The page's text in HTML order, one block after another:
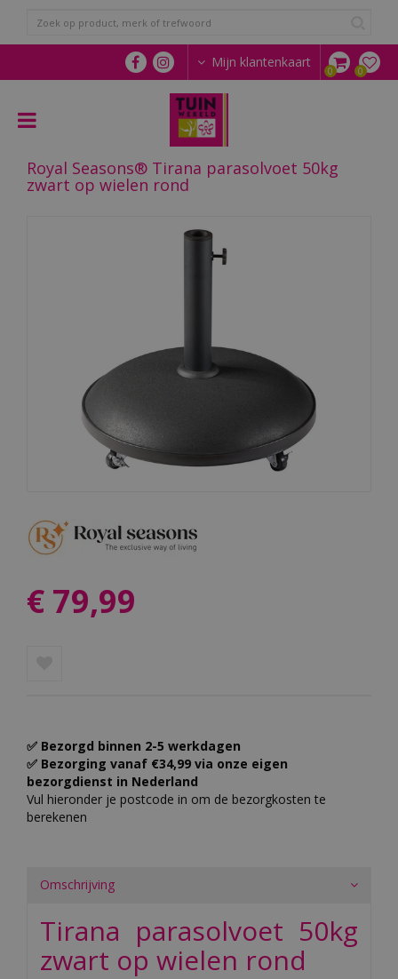
n
a
Mijn klantenkaart
Royal Seasons® Tirana parasolvoet 50kg
zwart op wielen rond
€ 79,99
✅ Bezorgd binnen 2-5 werkdagen
✅ Bezorging vanaf €34,99 via onze eigen
bezorgdienst in Nederland
Vul hieronder je postcode in om de bezorgkosten te
berekenen
Omschrijving
Tirana parasolvoet 50kg
zwart op wielen rond